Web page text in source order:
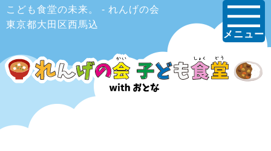
こども食堂の未来。 - れんげの会
東京都大田区西馬込
メニュー